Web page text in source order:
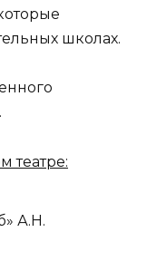
школах.
театре:
А.Н.